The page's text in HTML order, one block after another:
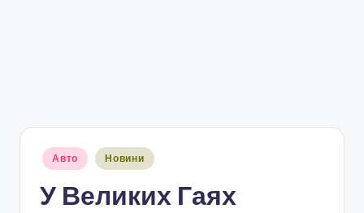
Опубліковано
Авто Новини
У Великих Гаях